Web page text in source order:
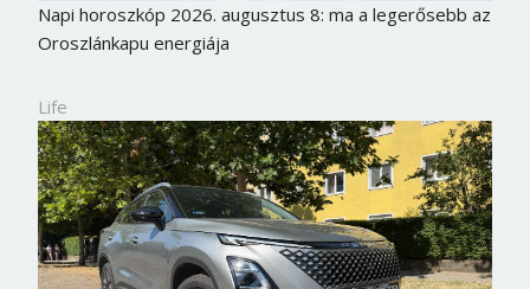
Napi horoszkóp 2026. augusztus 8: ma a legerősebb az
Oroszlánkapu energiája
Life